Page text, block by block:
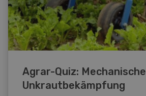
Agrar-Quiz: Mechanische
Unkrautbekämpfung